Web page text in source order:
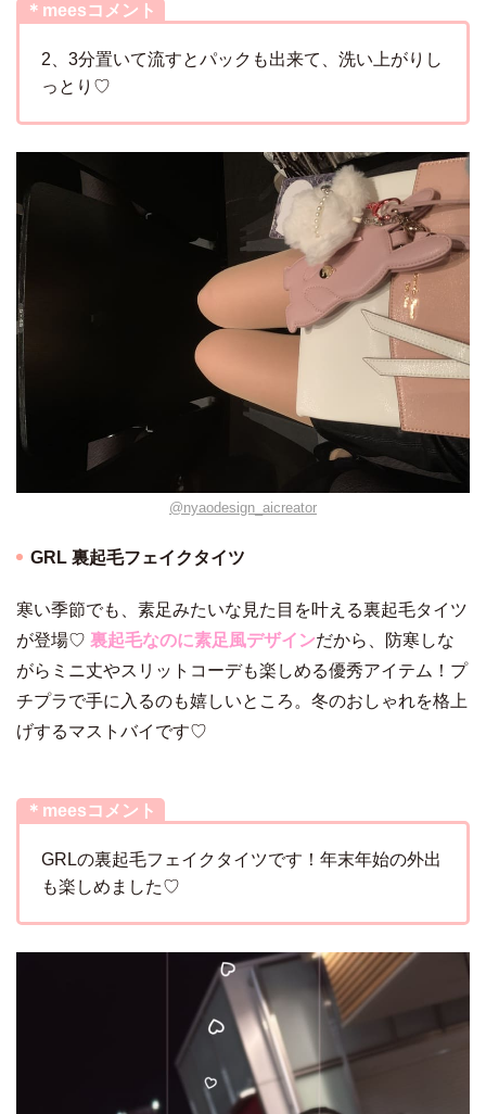
＊meesコメント
2、3分置いて流すとパックも出来て、洗い上がりし
っとり♡
@nyaodesign_aicreator
GRL 裏起毛フェイクタイツ
寒い季節でも、素足みたいな見た目を叶える裏起毛タイツ
が登場♡ 裏起毛なのに素足風デザインだから、防寒しな
がらミニ丈やスリットコーデも楽しめる優秀アイテム！プ
チプラで手に入るのも嬉しいところ。冬のおしゃれを格上
げするマストバイです♡
＊meesコメント
GRLの裏起毛フェイクタイツです！年末年始の外出
も楽しめました♡